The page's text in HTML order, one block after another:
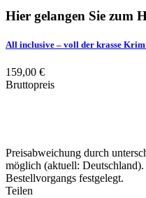
Hier gelangen Sie zum
All inclusive – voll der krasse
159,00 €
Bruttopreis
Preisabweichung durch
möglich (aktuell:
Bestellvorgangs festgelegt.
Teilen